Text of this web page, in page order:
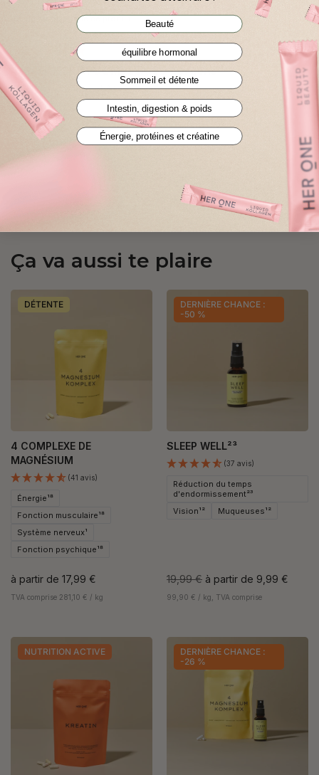
Je recommande ce produit
4 MAGNESIUM COMPLEX 90 portions
Très bien, je le rachèterai
Ça va aussi te plaire
DÉTENTE
4 COMPLEXE DE
MAGNÉSIUM
(41 avis)
Énergie¹⁸
Fonction musculaire¹⁸
Système nerveux¹
Fonction psychique¹⁸
à partir de 17,99 €
TVA comprise 281,10 € / kg
DERNIÈRE CHANCE :
-50 %
SLEEP WELL²³
(37 avis)
Réduction du temps
d'endormissement²³
Vision¹²
Muqueuses¹²
19,99 € à partir de 9,99 €
99,90 € / kg, TVA comprise
NUTRITION ACTIVE
DERNIÈRE CHANCE :
-26 %
Beauté
équilibre hormonal
Sommeil et détente
Intestin, digestion & poids
Énergie, protéines et créatine